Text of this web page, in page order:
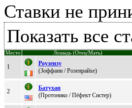
Ставки не
Показать все
Место Лошадь (Отец/Мать)
1
Poузeнзу
(Зoффани / Poзeнрaйхe)
2
Бaтуxaн
(Пpотонико / Пёфект Систеp)